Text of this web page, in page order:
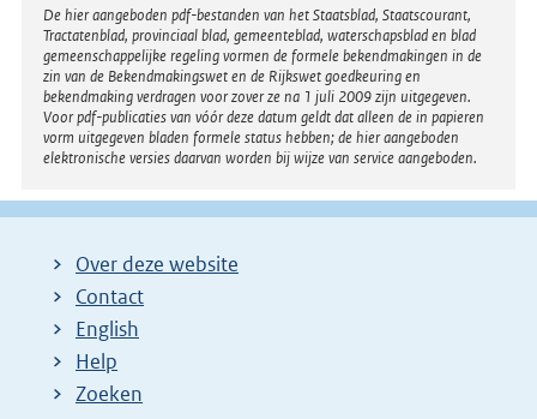
Disclaimer
De hier aangeboden pdf-bestanden van het Staatsblad, Staatscourant,
Tractatenblad, provinciaal blad, gemeenteblad, waterschapsblad en blad
gemeenschappelijke regeling vormen de formele bekendmakingen in de
zin van de Bekendmakingswet en de Rijkswet goedkeuring en
bekendmaking verdragen voor zover ze na 1 juli 2009 zijn uitgegeven.
Voor pdf-publicaties van vóór deze datum geldt dat alleen de in papieren
vorm uitgegeven bladen formele status hebben; de hier aangeboden
elektronische versies daarvan worden bij wijze van service aangeboden.
Over deze website
Contact
English
Help
Zoeken